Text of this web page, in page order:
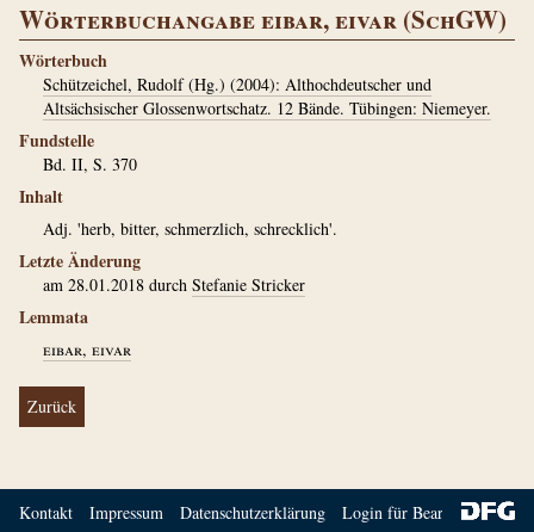
Wörterbuchangabe eibar, eivar (SchGW)
Wörterbuch
Schützeichel, Rudolf (Hg.) (2004): Althochdeutscher und
Altsächsischer Glossenwortschatz. 12 Bände. Tübingen: Niemeyer.
Fundstelle
Bd. II, S. 370
Inhalt
Adj. 'herb, bitter, schmerzlich, schrecklich'.
Letzte Änderung
am 28.01.2018 durch Stefanie Stricker
Lemmata
eibar, eivar
Zurück
Kontakt Impressum Datenschutzerklärung Login für Bearbeiter